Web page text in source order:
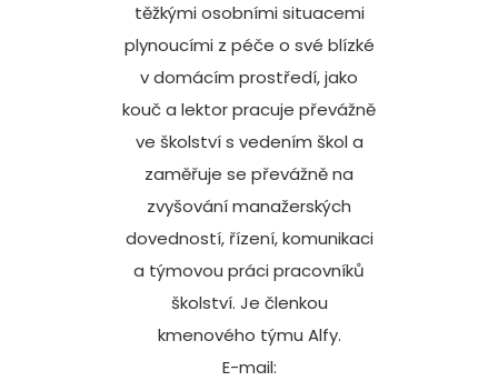
těžkými osobními situacemi
plynoucími z péče o své blízké
v domácím prostředí, jako
kouč a lektor pracuje převážně
ve školství s vedením škol a
zaměřuje se převážně na
zvyšování manažerských
dovedností, řízení, komunikaci
a týmovou práci pracovníků
školství. Je členkou
kmenového týmu Alfy.
E-mail: